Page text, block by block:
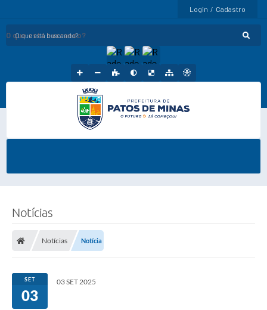
Login / Cadastro
O que está buscando?
Notícias
Notícias Notícia
SET
03
03 SET 2025